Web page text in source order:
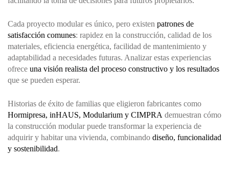
Cada proyecto modular es único, pero existen patrones de
satisfacción comunes: rapidez en la construcción, calidad de los
materiales, eficiencia energética, facilidad de mantenimiento y
adaptabilidad a necesidades futuras. Analizar estas experiencias
ofrece una visión realista del proceso constructivo y los resultados
que se pueden esperar.
Historias de éxito de familias que eligieron fabricantes como
Hormipresa, inHAUS, Modularium y CIMPRA demuestran cómo
la construcción modular puede transformar la experiencia de
adquirir y habitar una vivienda, combinando diseño, funcionalidad
y sostenibilidad.